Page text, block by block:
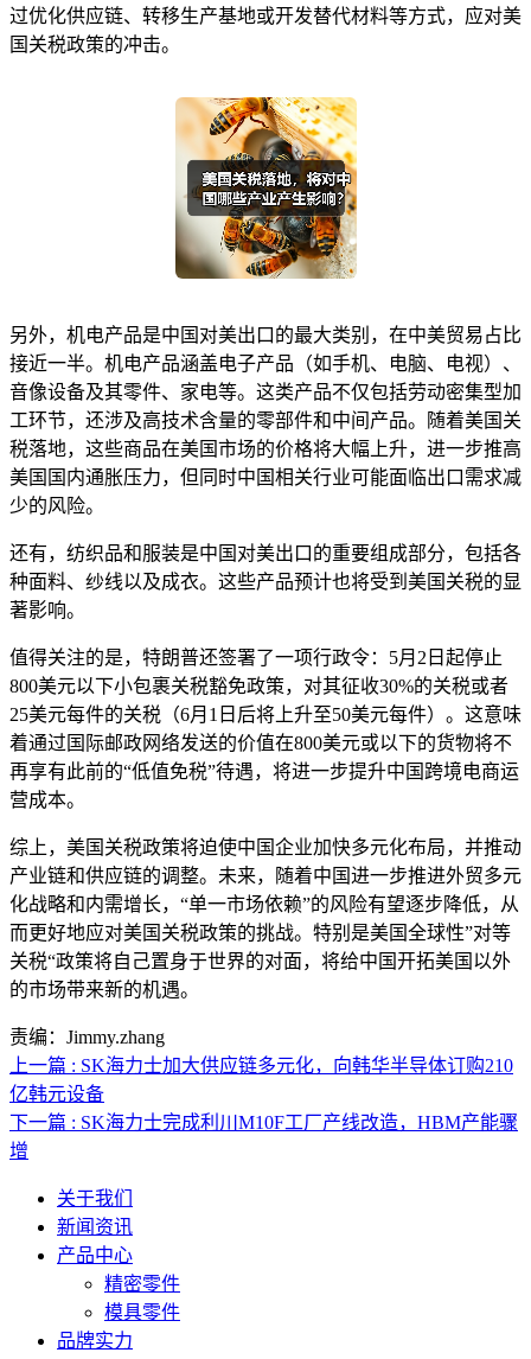
过优化供应链、转移生产基地或开发替代材料等方式，应对美
国关税政策的冲击。
另外，机电产品是中国对美出口的最大类别，在中美贸易占比
接近一半。机电产品涵盖电子产品（如手机、电脑、电视）、
音像设备及其零件、家电等。这类产品不仅包括劳动密集型加
工环节，还涉及高技术含量的零部件和中间产品。随着美国关
税落地，这些商品在美国市场的价格将大幅上升，进一步推高
美国国内通胀压力，但同时中国相关行业可能面临出口需求减
少的风险。
还有，纺织品和服装是中国对美出口的重要组成部分，包括各
种面料、纱线以及成衣。这些产品预计也将受到美国关税的显
著影响。
值得关注的是，特朗普还签署了一项行政令：5月2日起停止
800美元以下小包裹关税豁免政策，对其征收30%的关税或者
25美元每件的关税（6月1日后将上升至50美元每件）。这意味
着通过国际邮政网络发送的价值在800美元或以下的货物将不
再享有此前的“低值免税”待遇，将进一步提升中国跨境电商运
营成本。
综上，美国关税政策将迫使中国企业加快多元化布局，并推动
产业链和供应链的调整。未来，随着中国进一步推进外贸多元
化战略和内需增长，“单一市场依赖”的风险有望逐步降低，从
而更好地应对美国关税政策的挑战。特别是美国全球性”对等
关税“政策将自己置身于世界的对面，将给中国开拓美国以外
的市场带来新的机遇。
责编：Jimmy.zhang
上一篇 : SK海力士加大供应链多元化，向韩华半导体订购210
亿韩元设备
下一篇 : SK海力士完成利川M10F工厂产线改造，HBM产能骤
增
关于我们
新闻资讯
产品中心
精密零件
模具零件
品牌实力